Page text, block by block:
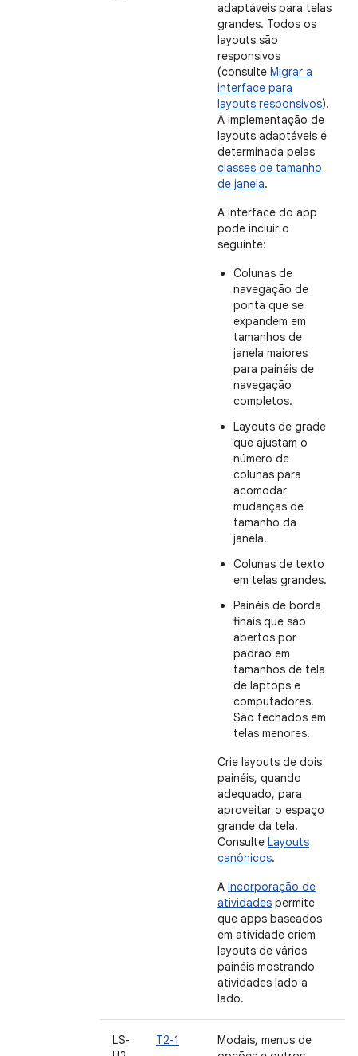
adaptáveis para telas
grandes. Todos os
layouts são
responsivos
(consulte Migrar a
interface para
layouts responsivos).
A implementação de
layouts adaptáveis é
determinada pelas
classes de tamanho
de janela.
A interface do app
pode incluir o
seguinte:
Colunas de
navegação de
ponta que se
expandem em
tamanhos de
janela maiores
para painéis de
navegação
completos.
Layouts de grade
que ajustam o
número de
colunas para
acomodar
mudanças de
tamanho da
janela.
Colunas de texto
em telas grandes.
Painéis de borda
finais que são
abertos por
padrão em
tamanhos de tela
de laptops e
computadores.
São fechados em
telas menores.
Crie layouts de dois
painéis, quando
adequado, para
aproveitar o espaço
grande da tela.
Consulte Layouts
canônicos.
A incorporação de
atividades permite
que apps baseados
em atividade criem
layouts de vários
painéis mostrando
atividades lado a
lado.
LS-
T2-1
Modais, menus de